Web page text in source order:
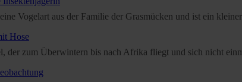
Vogelart aus der Familie der Grasmücken und ist ein
Hose
der zum Überwintern bis nach Afrika fliegt und sich nicht